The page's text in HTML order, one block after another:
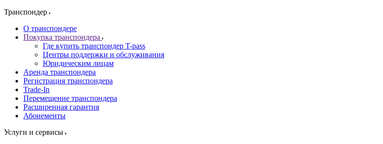
Транспондер
О транспондере
Покупка транспондера
Где купить транспондер T-pass
Центры поддержки и обслуживания
Юридическим лицам
Аренда транспондера
Регистрация транспондера
Trade-In
Перемещение транспондера
Расширенная гарантия
Абонементы
Услуги и сервисы